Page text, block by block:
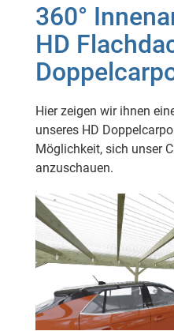
360°
HD
Hier zeigen wir ihnen
unseres HD
Möglichkeit, sich unser
anzuschauen.